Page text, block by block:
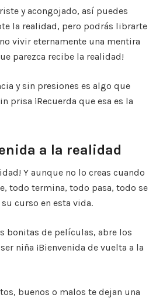
y acongojado, así puedes
la realidad, pero podrás librarte
vivir eternamente una mentira
parezca recibe la realidad!
y sin presiones es algo que
prisa ¡Recuerda que esa es la
a la realidad
Y aunque no lo creas cuando
todo termina, todo pasa, todo se
curso en esta vida.
bonitas de películas, abre los
niña ¡Bienvenida de vuelta a la
buenos o malos te dejan una